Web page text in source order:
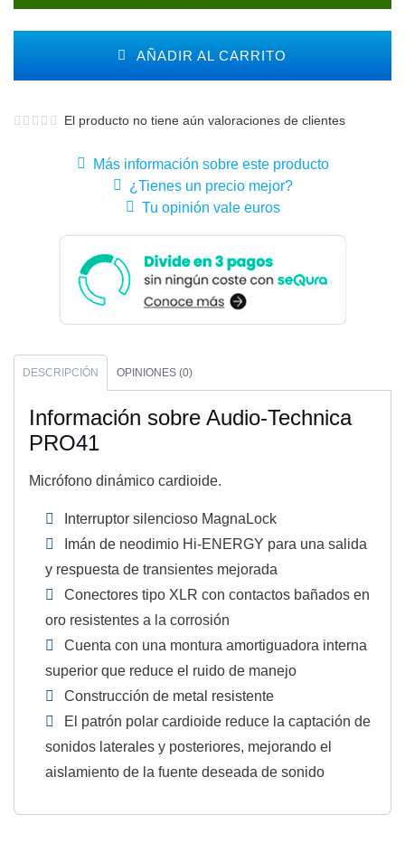
AÑADIR AL CARRITO
El producto no tiene aún valoraciones de clientes
Más información sobre este producto
¿Tienes un precio mejor?
Tu opinión vale euros
DESCRIPCIÓN OPINIONES (0)
Información sobre Audio-Technica
PRO41
Micrófono dinámico cardioide.
Interruptor silencioso MagnaLock
Imán de neodimio Hi-ENERGY para una salida
y respuesta de transientes mejorada
Conectores tipo XLR con contactos bañados en
oro resistentes a la corrosión
Cuenta con una montura amortiguadora interna
superior que reduce el ruido de manejo
Construcción de metal resistente
El patrón polar cardioide reduce la captación de
sonidos laterales y posteriores, mejorando el
aislamiento de la fuente deseada de sonido